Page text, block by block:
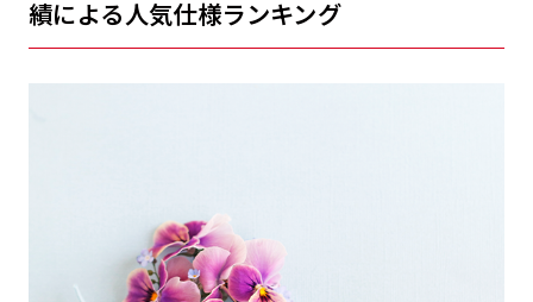
績による人気仕様ランキング